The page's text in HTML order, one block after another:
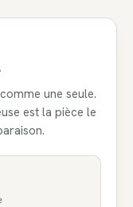
une seule.
est la pièce le